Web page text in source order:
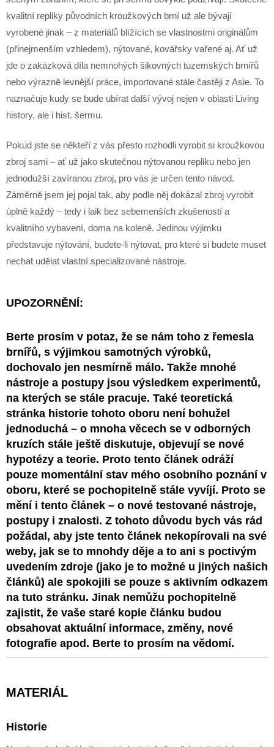
kvalitní repliky původních kroužkových brní už ale bývají
vyrobené jinak – z materiálů blížících se vlastnostmi originálům
(přinejmenším vzhledem), nýtované, kovářsky vařené aj. Ať už
jde o zakázková díla nemnohých šikovných tuzemských brnířů
nebo výrazně levnější práce, importované stále častěji z Asie. To
naznačuje kudy se bude ubírat další vývoj nejen v oblasti Living
history, ale i hist. šermu.
Pokud jste se někteří z vás přesto rozhodli vyrobit si kroužkovou
zbroj sami – ať už jako skutečnou nýtovanou repliku nebo jen
jednodužší zavíranou zbroj, pro vás je určen tento návod.
Záměrně jsem jej pojal tak, aby podle něj dokázal zbroj vyrobit
úplně každý – tedy i laik bez sebemenších zkušeností a
kvalitního vybavení, doma na koleně. Jedinou výjimku
představuje nýtování, budete-li nýtovat, pro které si budete muset
nechat udělat vlastní specializované nástroje.
UPOZORNĚNÍ:
Berte prosím v potaz, že se nám toho z řemesla
brnířů, s výjimkou samotných výrobků,
dochovalo jen nesmírně málo. Takže mnohé
nástroje a postupy jsou výsledkem experimentů,
na kterých se stále pracuje. Také teoretická
stránka historie tohoto oboru není bohužel
jednoduchá – o mnoha věcech se v odborných
kruzích stále ještě diskutuje, objevují se nové
hypotézy a teorie. Proto tento článek odráží
pouze momentální stav mého osobního poznání v
oboru, které se pochopitelně stále vyvíjí. Proto se
mění i tento článek – o nové testované nástroje,
postupy i znalosti. Z tohoto důvodu bych vás rád
požádal, aby jste tento článek nekopírovali na své
weby, jak se to mnohdy děje a to ani s poctivým
uvedením zdroje (jako je to možné u jiných našich
článků) ale spokojili se pouze s aktivním odkazem
na tuto stránku. Jinak nemůžu pochopitelně
zajistit, že vaše staré kopie článku budou
obsahovat aktuální informace, změny, nové
fotografie apod. Berte to prosím na vědomí.
MATERIÁL
Historie